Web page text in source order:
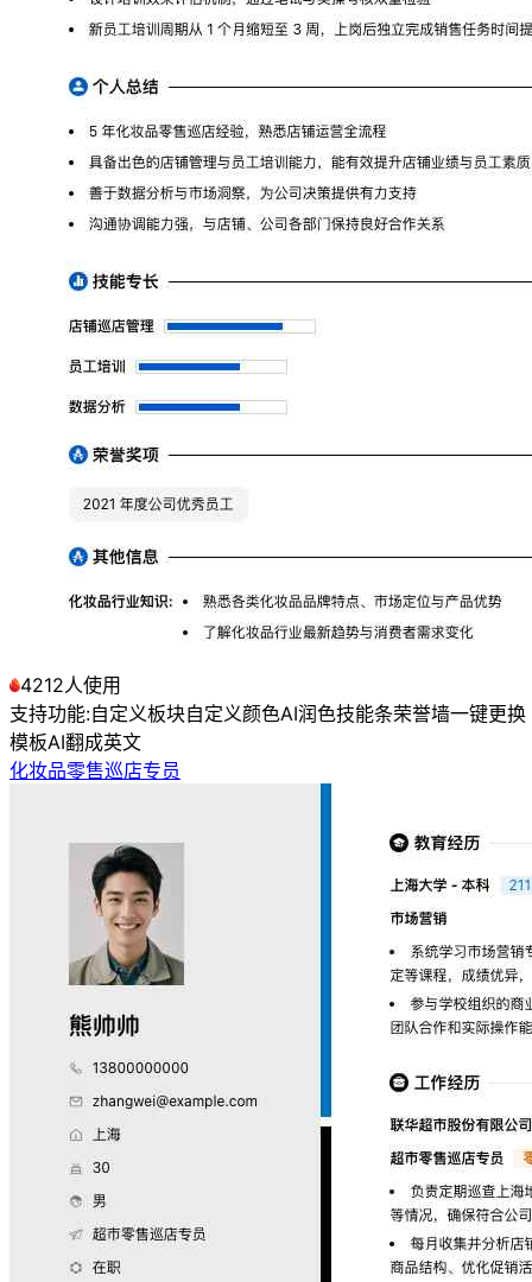
4212人使用
支持功能:自定义板块自定义颜色AI润色技能条荣誉墙一键更换
模板AI翻成英文
化妆品零售巡店专员